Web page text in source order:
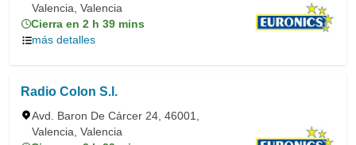
Valencia, Valencia
Cierra en 2 h 39 mins
más detalles
Radio Colon S.l.
Avd. Baron De Cárcer 24, 46001,
Valencia, Valencia